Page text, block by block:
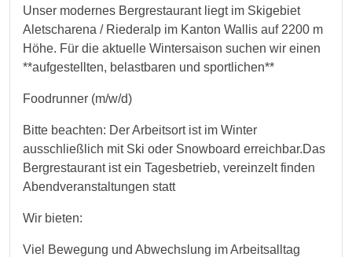
Unser modernes Bergrestaurant liegt im Skigebiet
Aletscharena / Riederalp im Kanton Wallis auf 2200 m
Höhe. Für die aktuelle Wintersaison suchen wir einen
**aufgestellten, belastbaren und sportlichen**
Foodrunner (m/w/d)
Bitte beachten: Der Arbeitsort ist im Winter
ausschließlich mit Ski oder Snowboard erreichbar.Das
Bergrestaurant ist ein Tagesbetrieb, vereinzelt finden
Abendveranstaltungen statt
Wir bieten:
Viel Bewegung und Abwechslung im Arbeitsalltag